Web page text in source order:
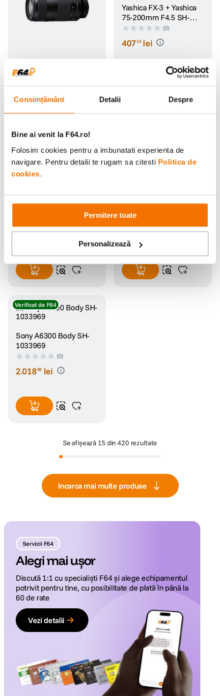
Consimțământ Detalii Despre
Bine ai venit la F64.ro!
Folosim cookies pentru a imbunatati experienta de
navigare. Pentru detalii te rugam sa citesti Politica de
cookies.
Permitere toate
Personalizează
8 Obiectiv Foto
Mirrorless Montura E
(0)
4.69999 lei
Yashica FX-3 + Yashica
75-200mm F4.5 SH-
1034537
(0)
40710 lei
1.02999 lei 23999 lei
Verificat de F64
Sony A6300 Body SH-
1033969
(0)
2.01888 lei
Se afișează 15 din 420 rezultate
Incarca mai multe produse
Servicii F64
Alegi mai ușor
Discută 1:1 cu specialiști F64 și alege echipamentul
potrivit pentru tine, cu posibilitate de plată în până la
60 de rate
Vezi detalii